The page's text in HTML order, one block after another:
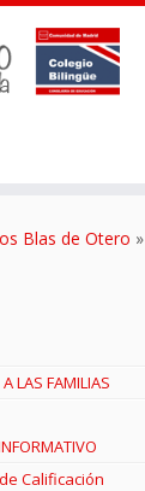
Blas de Otero »
LAS FAMILIAS
Calificación